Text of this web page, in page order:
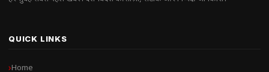
QUICK LINKS
Home